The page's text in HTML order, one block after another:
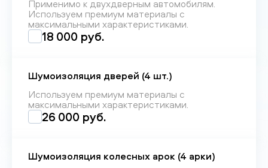
Применимо к двухдверным автомобилям.
Используем премиум материалы с
максимальными характеристиками.
18 000 руб.
Шумоизоляция дверей (4 шт.)
Используем премиум материалы с
максимальными характеристиками.
26 000 руб.
Шумоизоляция колесных арок (4 арки)